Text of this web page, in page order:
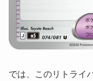
では、このリトライ